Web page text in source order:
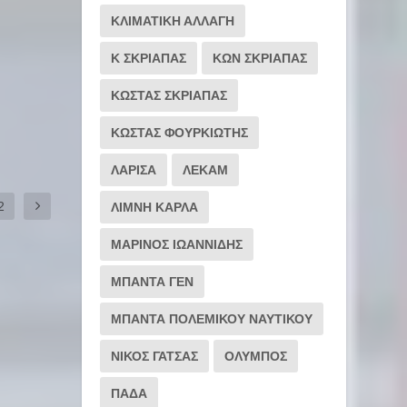
ΚΛΙΜΑΤΙΚΗ ΑΛΛΑΓΗ
Κ ΣΚΡΙΑΠΑΣ ΚΩΝ ΣΚΡΙΑΠΑΣ
ΚΩΣΤΑΣ ΣΚΡΙΑΠΑΣ
ΚΩΣΤΑΣ ΦΟΥΡΚΙΩΤΗΣ
ΛΑΡΙΣΑ ΛΕΚΑΜ
ΛΙΜΝΗ ΚΑΡΛΑ
ΜΑΡΙΝΟΣ ΙΩΑΝΝΙΔΗΣ
ΜΠΑΝΤΑ ΓΕΝ
ΜΠΑΝΤΑ ΠΟΛΕΜΙΚΟΥ ΝΑΥΤΙΚΟΥ
ΝΙΚΟΣ ΓΑΤΣΑΣ ΟΛΥΜΠΟΣ
ΠΑΔΑ